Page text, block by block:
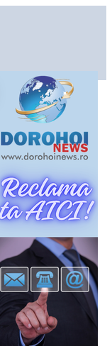
Un singur eveniment.